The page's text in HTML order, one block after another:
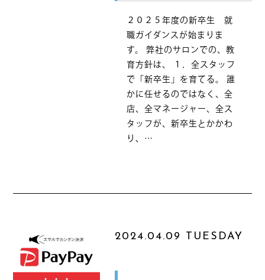
２０２５年度の新卒生 就
職ガイダンスが始まりま
す。 弊社のサロンでの、教
育方針は、 １．全スタッフ
で「新卒生」を育てる。 誰
かに任せるのではなく、全
店、全マネージャー、全ス
タッフが、新卒生とかかわ
り、…
2024.04.09 TUESDAY